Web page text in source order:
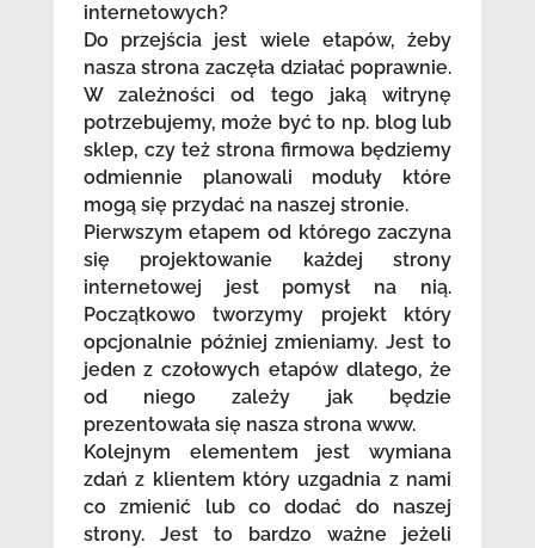
internetowych?
Do przejścia jest wiele etapów, żeby
nasza strona zaczęła działać poprawnie.
W zależności od tego jaką witrynę
potrzebujemy, może być to np. blog lub
sklep, czy też strona firmowa będziemy
odmiennie planowali moduły które
mogą się przydać na naszej stronie.
Pierwszym etapem od którego zaczyna
się projektowanie każdej strony
internetowej jest pomysł na nią.
Początkowo tworzymy projekt który
opcjonalnie później zmieniamy. Jest to
jeden z czołowych etapów dlatego, że
od niego zależy jak będzie
prezentowała się nasza strona www.
Kolejnym elementem jest wymiana
zdań z klientem który uzgadnia z nami
co zmienić lub co dodać do naszej
strony. Jest to bardzo ważne jeżeli